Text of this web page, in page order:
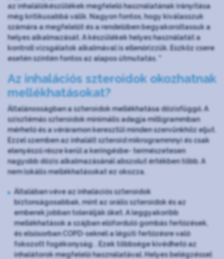
az inhalálókészülékek megfelelő használatának irányítása
még kritikusabbá válik. Nagyon fontos, hogy kiválasszuk
számára a megfelelőt és a rendelőben begyakoroltassuk a
helyes alkalmazását. A készülékek helyes használatát a
kontroll vizsgálatok alkalmával is ellenőrizzük. Eszköz csere
esetén szintén fontos az alapos útmutatás. ”
Az inhalációs szteroidok okozhatnak
mellékhatásokat?
Általánosságban a szteroidok mellékhatása dózisfüggő. A
szisztémás szteroidok minimális adagja milligrammban
mérhető és a véráramon keresztül minden szervünkhöz eljut.
Ezzel szemben az inhalált szteroid mikrogrammnyi és csak
elenyésző része kerül a keringésbe- természetesen
nagyobb dózis alkalmazásánál abszolut értékben több. A
nem lokális mellékhatásokat ez okozza.
Általában véve az inhalációs szteroidok
biztonságosabbak, mint az orális szteroidok és az
emberek jobban tolerálják őket. A leggyakoribb
mellékhatások a szájban előforduló gombás fertőzések,
és elsősorban COPD-seknél a légúti fertőzésre való
fokozott fogékonyság. . Ezek többsége kivédhető az
inhalátorok megfelelő használatával. Helyes belégzéssel